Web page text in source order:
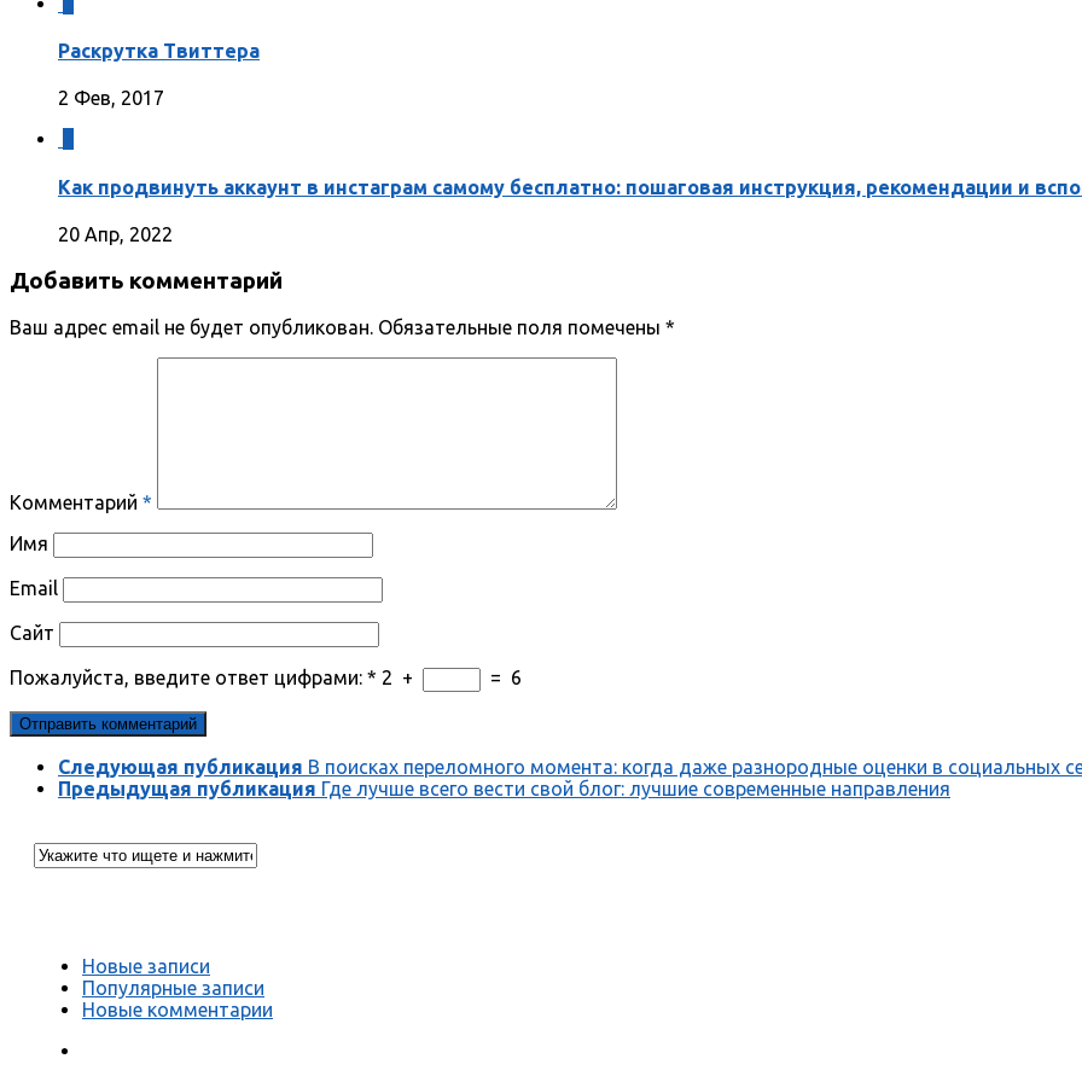
Раскрутка Твиттера
2 Фев, 2017
Как продвинуть аккаунт в инстаграм самому бесплатно: пошаговая инструкция, рекомендации и
20 Апр, 2022
Добавить комментарий
Ваш адрес email не будет опубликован. Обязательные поля помечены *
Комментарий *
Имя
Email
Сайт
Пожалуйста, введите ответ цифрами: * 2 + = 6
Следующая публикация В поисках переломного момента: когда даже разнородные оценки в социальных
Предыдущая публикация Где лучше всего вести свой блог: лучшие современные направления
Новые записи
Популярные записи
Новые комментарии